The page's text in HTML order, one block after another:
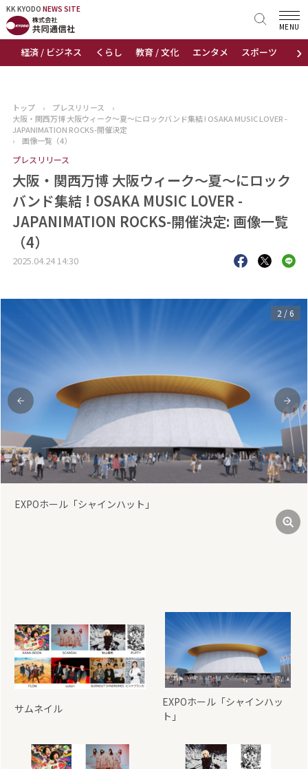
KK KYODO NEWS SITE
›
経済 / ビジネス くらし 教育 / 文化 エンタメ スポーツ 地域
MENU
KK KYODONEWS SITE
トップページ
ニュース
おすすめコンテンツ
出版物
会社概要
トップ › プレスリリース
›
大阪・関西万博 大阪ウィーク～夏～にロックバンド集結 ! OSAKA MUSIC LOVER -
JAPANIMATION ROCKS-開催決定
›
画像一覧（4）
プレスリリース
大阪・関西万博 大阪ウィーク～夏～にロック
バンド集結 ! OSAKA MUSIC LOVER -
JAPANIMATION ROCKS-開催決定: 画像一覧
（4）
2025.04.24 14:30
前 次
3 /6
サムネイル
EXPOホール「シャインハッ
ト」